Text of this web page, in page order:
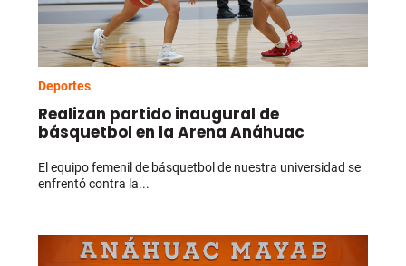
Deportes
Realizan partido inaugural de
básquetbol en la Arena Anáhuac
El equipo femenil de básquetbol de nuestra universidad se
enfrentó contra la...